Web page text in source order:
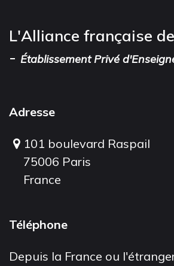
L'Alliance française
- Établissement Privé
Adresse
101 boulevard Raspail
75006 Paris
France
Téléphone
Depuis la France ou